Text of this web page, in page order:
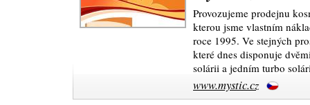
Provozujeme prodejnu
kterou jsme vlastním
roce 1995. Ve stejných
které dnes disponuje
solárii a jedním turbo
www.mystic.cz